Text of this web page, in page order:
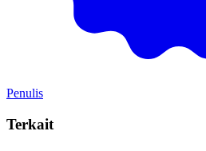
Penulis
Terkait